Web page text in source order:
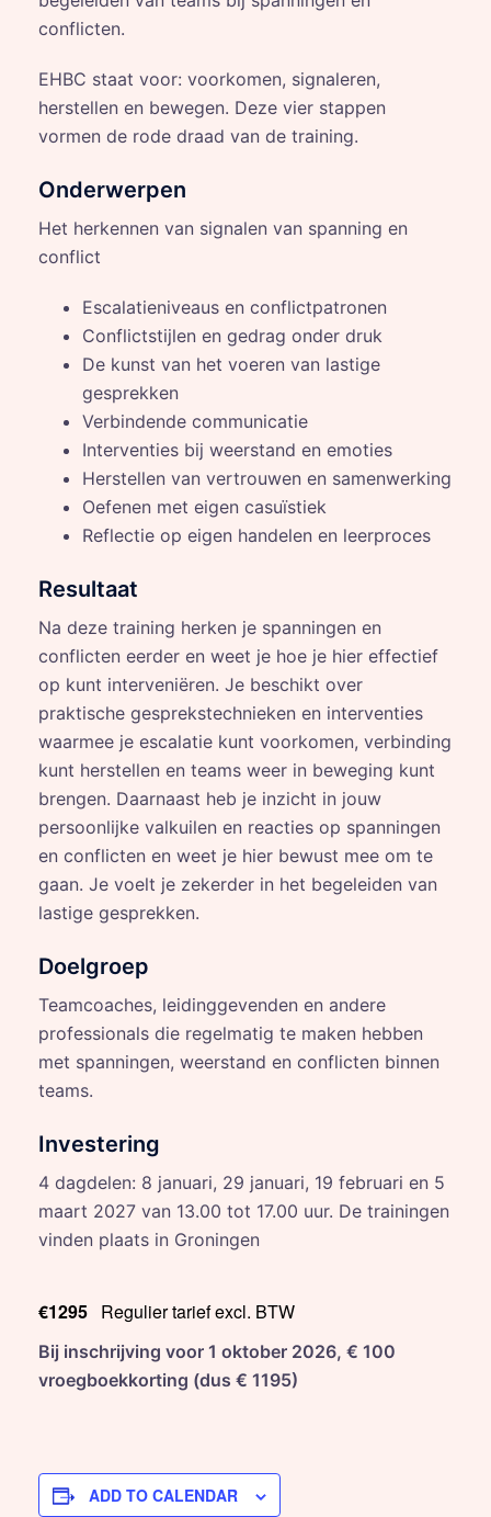
conflicten.
EHBC staat voor: voorkomen, signaleren,
herstellen en bewegen. Deze vier stappen
vormen de rode draad van de training.
Onderwerpen
Het herkennen van signalen van spanning en
conflict
Escalatieniveaus en conflictpatronen
Conflictstijlen en gedrag onder druk
De kunst van het voeren van lastige
gesprekken
Verbindende communicatie
Interventies bij weerstand en emoties
Herstellen van vertrouwen en samenwerking
Oefenen met eigen casuïstiek
Reflectie op eigen handelen en leerproces
Resultaat
Na deze training herken je spanningen en
conflicten eerder en weet je hoe je hier effectief
op kunt interveniëren. Je beschikt over
praktische gesprekstechnieken en interventies
waarmee je escalatie kunt voorkomen, verbinding
kunt herstellen en teams weer in beweging kunt
brengen. Daarnaast heb je inzicht in jouw
persoonlijke valkuilen en reacties op spanningen
en conflicten en weet je hier bewust mee om te
gaan. Je voelt je zekerder in het begeleiden van
lastige gesprekken.
Doelgroep
Teamcoaches, leidinggevenden en andere
professionals die regelmatig te maken hebben
met spanningen, weerstand en conflicten binnen
teams.
Investering
4 dagdelen: 8 januari, 29 januari, 19 februari en 5
maart 2027 van 13.00 tot 17.00 uur. De trainingen
vinden plaats in Groningen
€1295 Regulier tarief excl. BTW
Bij inschrijving voor 1 oktober 2026, € 100
vroegboekkorting (dus € 1195)
ADD TO CALENDAR